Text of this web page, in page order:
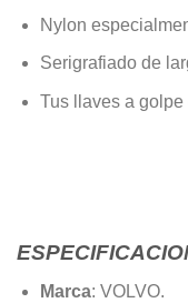
Nylon
Serigrafiado de
Tus llaves a golpe
Marca: VOLVO.